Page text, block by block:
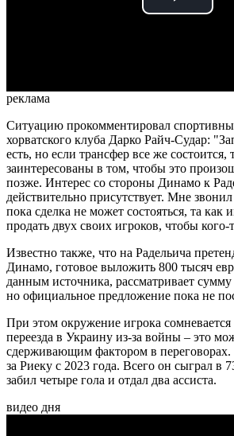
Play
реклама
Ситуацию прокомментировал
хорватского клуба Дарко Райч-Судар:
есть, но если трансфер все же состоится,
заинтересованы в том, чтобы это
позже. Интерес со стороны Динамо к
действительно присутствует. Мне
пока сделка не может состояться, та как
продать двух своих игроков, чтобы кого-
Известно также, что на Радельича
Динамо, готовое выложить 800 тысяч
данным источника, рассматривает
но официальное предложение пока не
При этом окружение игрока сомневается
переезда в Украину из-за войны – это
сдерживающим фактором в переговорах.
за Риеку с 2023 года. Всего он сыграл в
забил четыре гола и отдал два ассиста.
видео дня